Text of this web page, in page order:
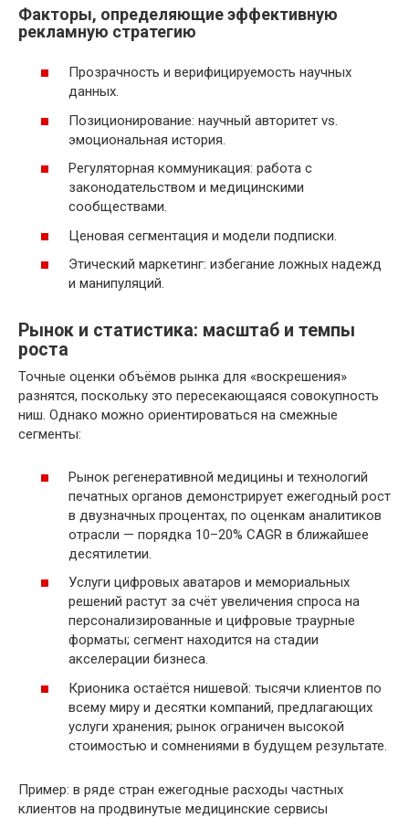
Факторы, определяющие эффективную
рекламную стратегию
Прозрачность и верифицируемость научных
данных.
Позиционирование: научный авторитет vs.
эмоциональная история.
Регуляторная коммуникация: работа с
законодательством и медицинскими
сообществами.
Ценовая сегментация и модели подписки.
Этический маркетинг: избегание ложных надежд
и манипуляций.
Рынок и статистика: масштаб и темпы
роста
Точные оценки объёмов рынка для «воскрешения»
разнятся, поскольку это пересекающаяся совокупность
ниш. Однако можно ориентироваться на смежные
сегменты:
Рынок регенеративной медицины и технологий
печатных органов демонстрирует ежегодный рост
в двузначных процентах, по оценкам аналитиков
отрасли — порядка 10–20% CAGR в ближайшее
десятилетии.
Услуги цифровых аватаров и мемориальных
решений растут за счёт увеличения спроса на
персонализированные и цифровые траурные
форматы; сегмент находится на стадии
акселерации бизнеса.
Крионика остаётся нишевой: тысячи клиентов по
всему миру и десятки компаний, предлагающих
услуги хранения; рынок ограничен высокой
стоимостью и сомнениями в будущем результате.
Пример: в ряде стран ежегодные расходы частных
клиентов на продвинутые медицинские сервисы